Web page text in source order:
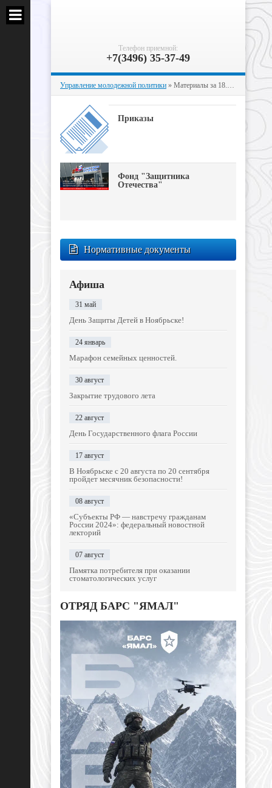
Телефон приемной:
+7(3496) 35-37-49
Управление молодежной политики » Материалы за 18.05.2026
Приказы
Фонд "Защитника
Отечества"
Нормативные документы
Афиша
31 май
День Защиты Детей в Ноябрьске!
24 январь
Марафон семейных ценностей.
30 август
Закрытие трудового лета
22 август
День Государственного флага России
17 август
В Ноябрьске с 20 августа по 20 сентября
пройдет месячник безопасности!
08 август
«Субъекты РФ — навстречу гражданам
России 2024»: федеральный новостной
лекторий
07 август
Памятка потребителя при оказании
стоматологических услуг
ОТРЯД БАРС "ЯМАЛ"